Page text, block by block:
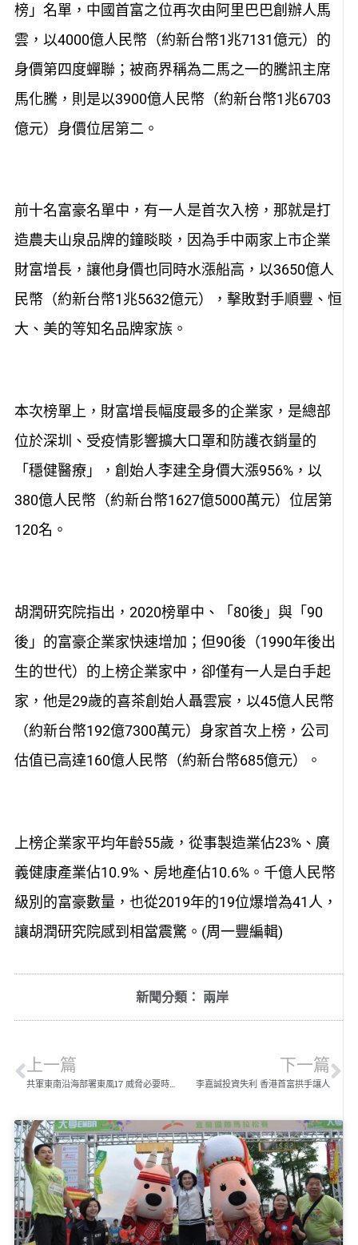
榜」名單，中國首富之位再次由阿里巴巴創辦人馬
雲，以4000億人民幣（約新台幣1兆7131億元）的
身價第四度蟬聯；被商界稱為二馬之一的騰訊主席
馬化騰，則是以3900億人民幣（約新台幣1兆6703
億元）身價位居第二。
前十名富豪名單中，有一人是首次入榜，那就是打
造農夫山泉品牌的鐘睒睒，因為手中兩家上市企業
財富增長，讓他身價也同時水漲船高，以3650億人
民幣（約新台幣1兆5632億元），擊敗對手順豐、恒
大、美的等知名品牌家族。
本次榜單上，財富增長幅度最多的企業家，是總部
位於深圳、受疫情影響擴大口罩和防護衣銷量的
「穩健醫療」，創始人李建全身價大漲956%，以
380億人民幣（約新台幣1627億5000萬元）位居第
120名。
胡潤研究院指出，2020榜單中、「80後」與「90
後」的富豪企業家快速增加；但90後（1990年後出
生的世代）的上榜企業家中，卻僅有一人是白手起
家，他是29歲的喜茶創始人聶雲宸，以45億人民幣
（約新台幣192億7300萬元）身家首次上榜，公司
估值已高達160億人民幣（約新台幣685億元）。
上榜企業家平均年齡55歲，從事製造業佔23%、廣
義健康產業佔10.9%、房地產佔10.6%。千億人民幣
級別的富豪數量，也從2019年的19位爆增為41人，
讓胡潤研究院感到相當震驚。(周一豐編輯)
新聞分類： 兩岸
上一篇
共軍東南沿海部署東風17 威脅必要時準備攻台
下一篇
李嘉誠投資失利 香港首富拱手讓人